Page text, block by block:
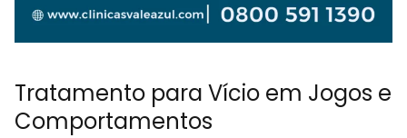
Tratamento para Vício em Jogos e
Comportamentos